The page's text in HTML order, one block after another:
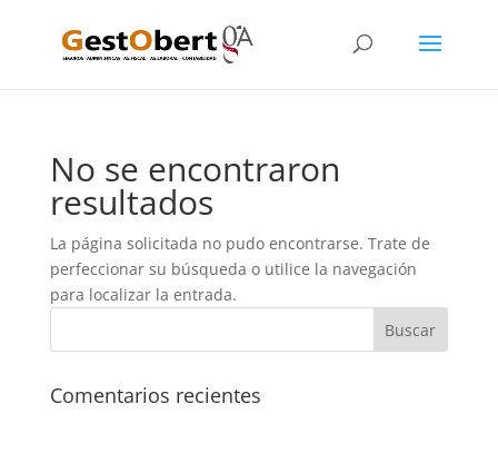
No se encontraron
resultados
La página solicitada no pudo encontrarse. Trate de
perfeccionar su búsqueda o utilice la navegación
para localizar la entrada.
Comentarios recientes